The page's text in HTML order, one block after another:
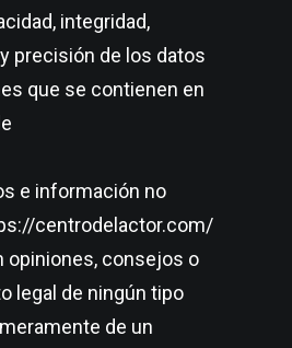
integridad,
precisión de los datos
que se contienen en
e información no
centrodelactor.com/
opiniones, consejos o
legal de ningún tipo
de un